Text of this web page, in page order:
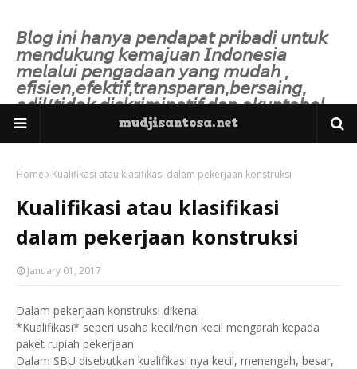
𝘉𝘭𝘰𝘨 𝘪𝘯𝘪 𝘩𝘢𝘯𝘺𝘢 𝘱𝘦𝘯𝘥𝘢𝘱𝘢𝘵 𝘱𝘳𝘪𝘣𝘢𝘥𝘪 𝘶𝘯𝘵𝘶𝘬
𝘮𝘦𝘯𝘥𝘶𝘬𝘶𝘯𝘨 𝘬𝘦𝘮𝘢𝘫𝘶𝘢𝘯 𝘐𝘯𝘥𝘰𝘯𝘦𝘴𝘪𝘢
𝘮𝘦𝘭𝘢𝘭𝘶𝘪 𝘱𝘦𝘯𝘨𝘢𝘥𝘢𝘢𝘯 𝘺𝘢𝘯𝘨 𝘮𝘶𝘥𝘢𝘩 ,
𝘦𝘧𝘪𝘴𝘪𝘦𝘯,𝘦𝘧𝘦𝘬𝘵𝘪𝘧,𝘵𝘳𝘢𝘯𝘴𝘱𝘢𝘳𝘢𝘯,𝘣𝘦𝘳𝘴𝘢𝘪𝘯𝘨,
𝘢𝘥𝘪𝘭/𝘵𝘪𝘥𝘢𝘬 𝘥𝘪𝘴𝘬𝘳𝘪𝘮𝘪𝘯𝘢𝘵𝘪𝘧 𝘥𝘢𝘯 𝘢𝘬𝘶𝘯𝘵𝘢𝘣𝘦𝘭.
Home Kualifikasi atau klasifikasi dalam pekerjaan konstruksi
Kualifikasi atau klasifikasi
dalam pekerjaan konstruksi
January 01, 2017
Dalam pekerjaan konstruksi dikenal
*Kualifikasi* seperi usaha kecil/non kecil mengarah kepada
paket rupiah pekerjaan
Dalam SBU disebutkan kualifikasi nya kecil, menengah, besar,